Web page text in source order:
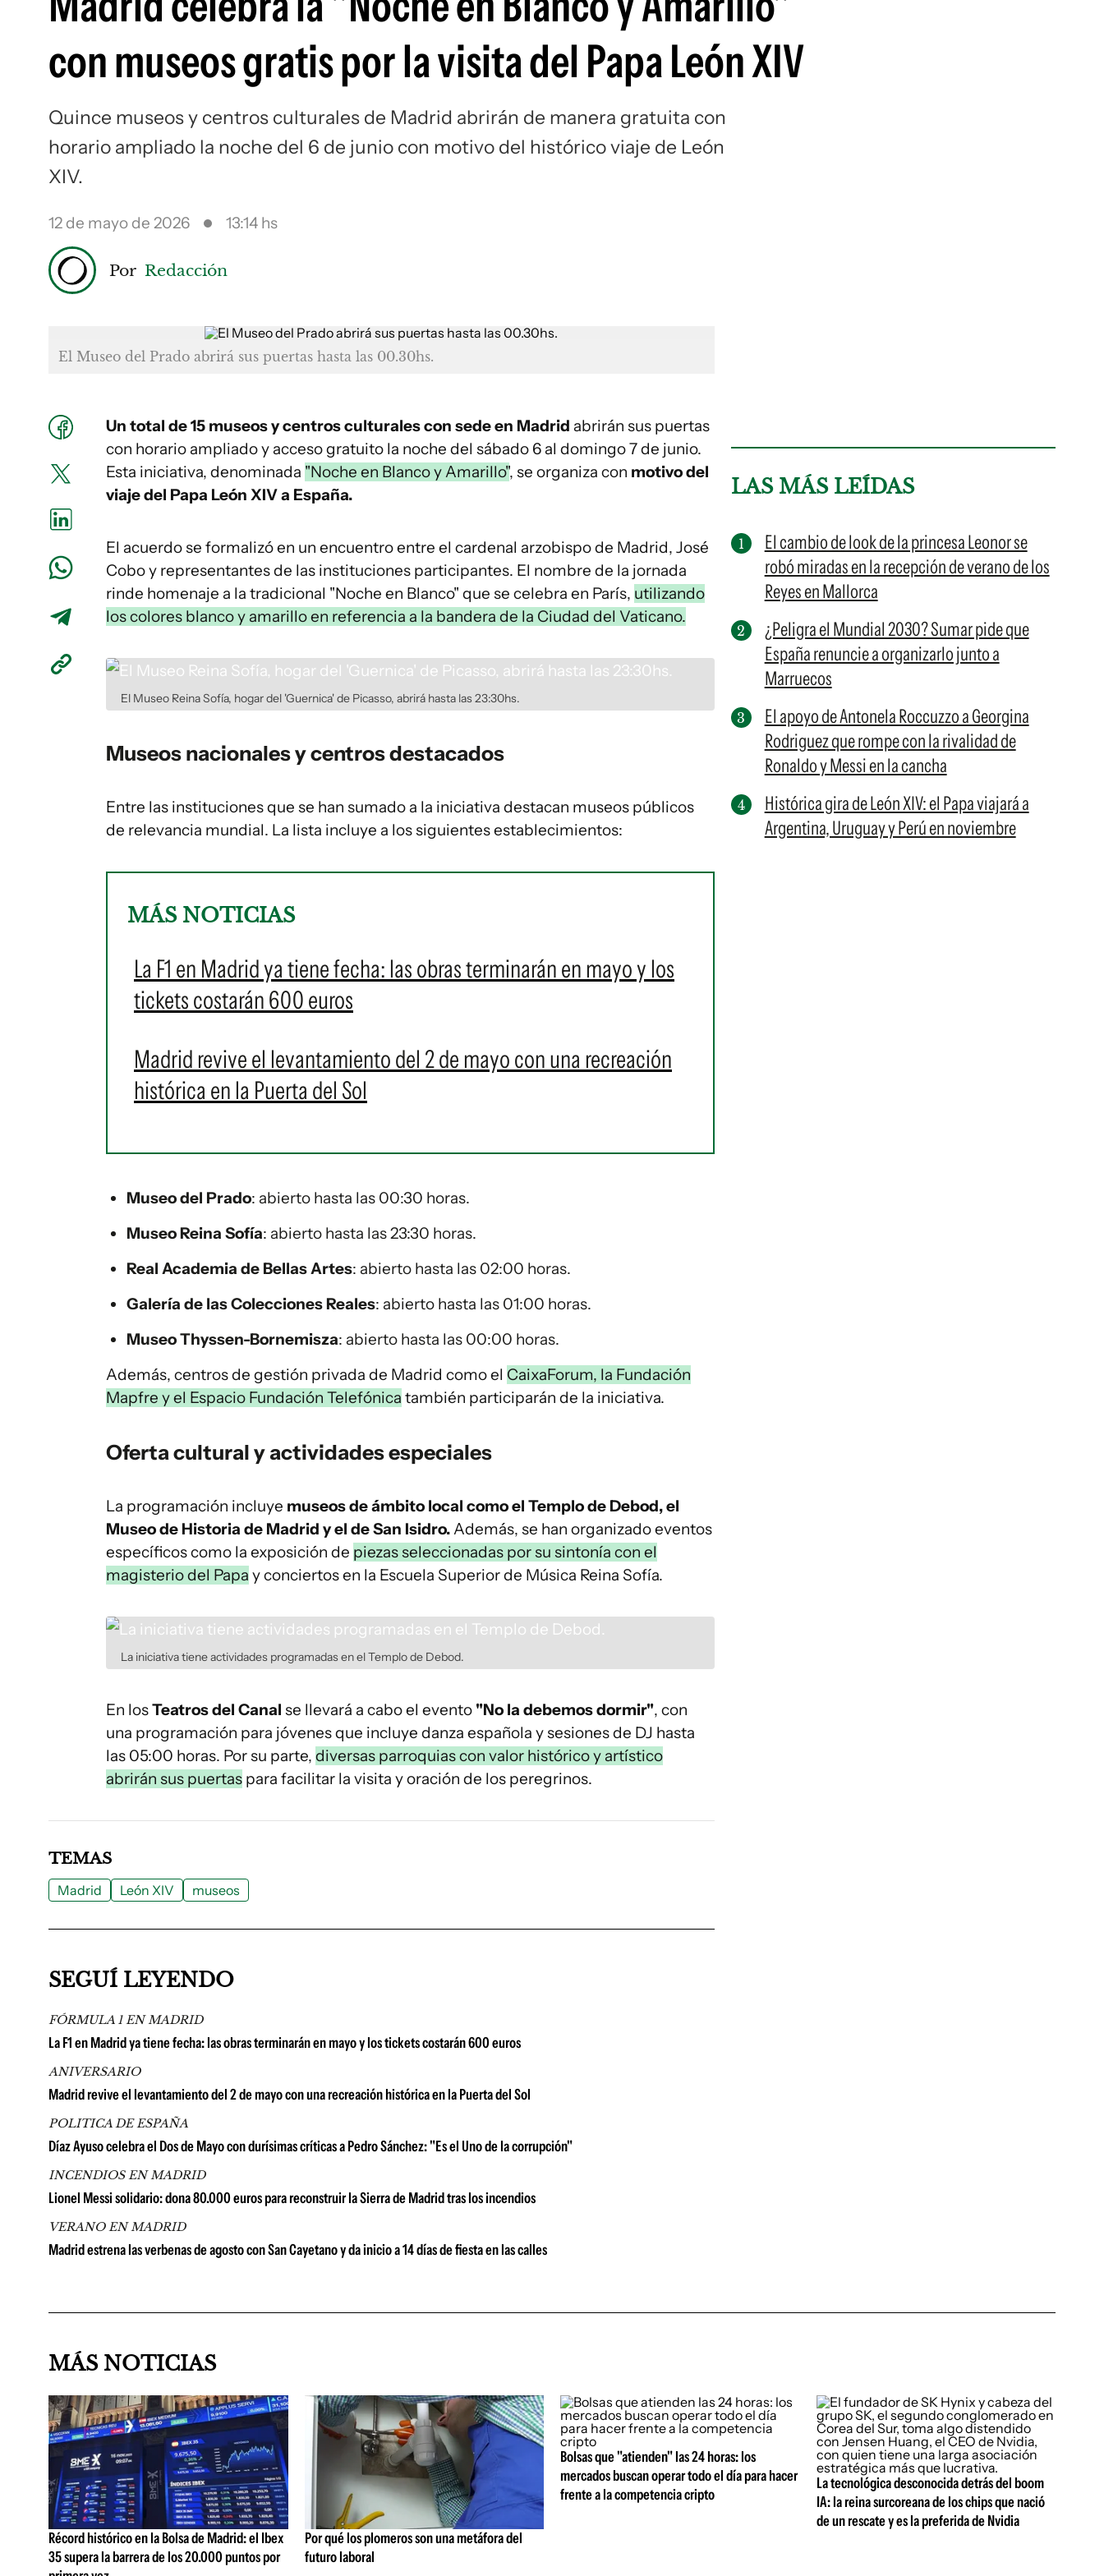
Siguenos en:
con museos gratis por la visita del Papa León XIV
Quince museos y centros culturales de Madrid abrirán de manera gratuita con
horario ampliado la noche del 6 de junio con motivo del histórico viaje de León
XIV.
12 de mayo de 2026 13:14 hs
Por Redacción
El Museo del Prado abrirá sus puertas hasta las 00.30hs.
Un total de 15 museos y centros culturales con sede en Madrid abrirán sus puertas
con horario ampliado y acceso gratuito la noche del sábado 6 al domingo 7 de junio.
Esta iniciativa, denominada "Noche en Blanco y Amarillo", se organiza con motivo del
viaje del Papa León XIV a España.
El acuerdo se formalizó en un encuentro entre el cardenal arzobispo de Madrid, José
Cobo y representantes de las instituciones participantes. El nombre de la jornada
rinde homenaje a la tradicional "Noche en Blanco" que se celebra en París, utilizando
los colores blanco y amarillo en referencia a la bandera de la Ciudad del Vaticano.
El Museo Reina Sofía, hogar del 'Guernica' de Picasso, abrirá hasta las 23:30hs.
Museos nacionales y centros destacados
Entre las instituciones que se han sumado a la iniciativa destacan museos públicos
de relevancia mundial. La lista incluye a los siguientes establecimientos:
MÁS NOTICIAS
La F1 en Madrid ya tiene fecha: las obras terminarán en mayo y los
tickets costarán 600 euros
Madrid revive el levantamiento del 2 de mayo con una recreación
histórica en la Puerta del Sol
Museo del Prado: abierto hasta las 00:30 horas.
Museo Reina Sofía: abierto hasta las 23:30 horas.
Real Academia de Bellas Artes: abierto hasta las 02:00 horas.
Galería de las Colecciones Reales: abierto hasta las 01:00 horas.
Museo Thyssen-Bornemisza: abierto hasta las 00:00 horas.
Además, centros de gestión privada de Madrid como el CaixaForum, la Fundación
Mapfre y el Espacio Fundación Telefónica también participarán de la iniciativa.
Oferta cultural y actividades especiales
La programación incluye museos de ámbito local como el Templo de Debod, el
Museo de Historia de Madrid y el de San Isidro.Además, se han organizado eventos
específicos como la exposición de piezas seleccionadas por su sintonía con el
magisterio del Papa y conciertos en la Escuela Superior de Música Reina Sofía.
La iniciativa tiene actividades programadas en el Templo de Debod.
En losTeatros del Canal se llevará a cabo el evento "No la debemos dormir", con
una programación para jóvenes que incluye danza española y sesiones de DJ hasta
las 05:00 horas. Por su parte, diversas parroquias con valor histórico y artístico
abrirán sus puertas para facilitar la visita y oración de los peregrinos.
LAS MÁS LEÍDAS
El cambio de look de la princesa Leonor se
robó miradas en la recepción de verano de los
Reyes en Mallorca
¿Peligra el Mundial 2030? Sumar pide que
España renuncie a organizarlo junto a
Marruecos
El apoyo de Antonela Roccuzzo a Georgina
Rodriguez que rompe con la rivalidad de
Ronaldo y Messi en la cancha
Histórica gira de León XIV: el Papa viajará a
Argentina, Uruguay y Perú en noviembre
TEMAS
Madrid León XIV museos
SEGUÍ LEYENDO
FÓRMULA 1 EN MADRID
La F1 en Madrid ya tiene fecha: las obras terminarán en mayo y los tickets costarán 600 euros
ANIVERSARIO
Madrid revive el levantamiento del 2 de mayo con una recreación histórica en la Puerta del Sol
POLITICA DE ESPAÑA
Díaz Ayuso celebra el Dos de Mayo con durísimas críticas a Pedro Sánchez: "Es el Uno de la corrupción"
INCENDIOS EN MADRID
Lionel Messi solidario: dona 80.000 euros para reconstruir la Sierra de Madrid tras los incendios
VERANO EN MADRID
Madrid estrena las verbenas de agosto con San Cayetano y da inicio a 14 días de fiesta en las calles
MÁS NOTICIAS
Récord histórico en la Bolsa de Madrid: el Ibex
35 supera la barrera de los 20.000 puntos por
Por qué los plomeros son una metáfora del
futuro laboral
Bolsas que "atienden" las 24 horas: los
mercados buscan operar todo el día para hacer
frente a la competencia cripto
La tecnológica desconocida detrás del boom
IA: la reina surcoreana de los chips que nació
de un rescate y es la preferida de Nvidia